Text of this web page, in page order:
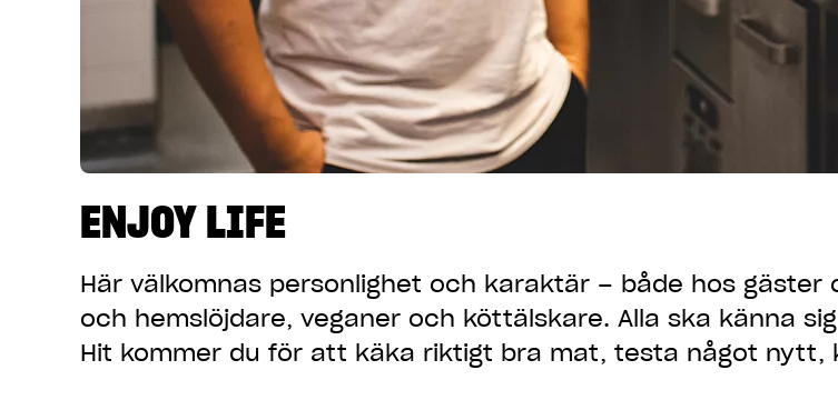
ENJOY LIFE
Här välkomnas personlighet och karaktär – både hos gäster
och hemslöjdare, veganer och köttälskare. Alla ska känna
Hit kommer du för att käka riktigt bra mat, testa något nytt,